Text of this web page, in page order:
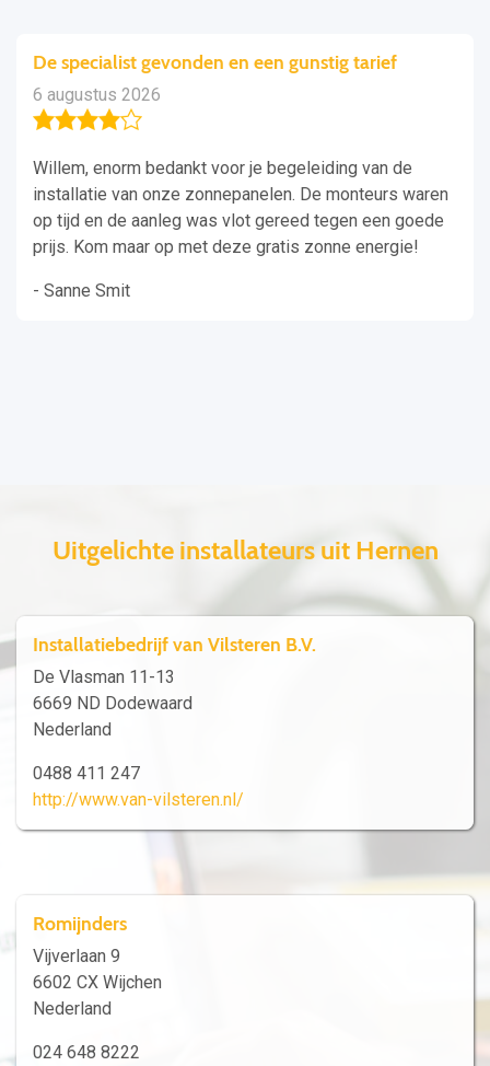
De specialist gevonden en een gunstig tarief
6 augustus 2026
Willem, enorm bedankt voor je begeleiding van de
installatie van onze zonnepanelen. De monteurs waren
op tijd en de aanleg was vlot gereed tegen een goede
prijs. Kom maar op met deze gratis zonne energie!
- Sanne Smit
Uitgelichte installateurs uit Hernen
Installatiebedrijf van Vilsteren B.V.
De Vlasman 11-13
6669 ND Dodewaard
Nederland
0488 411 247
http://www.van-vilsteren.nl/
Romijnders
Vijverlaan 9
6602 CX Wijchen
Nederland
024 648 8222